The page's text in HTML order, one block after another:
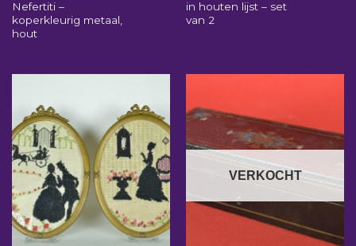
Nefertiti –
koperkleurig metaal,
hout
in houten lijst – set
van 2
VERKOCHT